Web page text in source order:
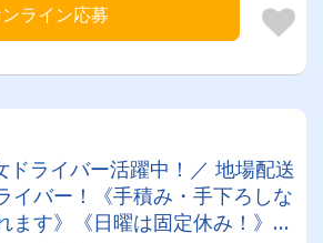
ライン応募
ドライバー活躍中！／ 地場配送
イバー！《手積み・手下ろしな
ます》《日曜は固定休み！》超